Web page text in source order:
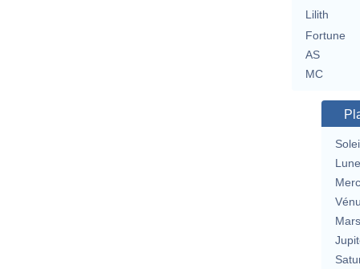
Lilith
Fortune
AS
MC
Lune
Mars